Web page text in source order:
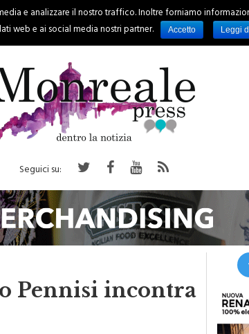
REGIONE EVENTI RUBRICHE SPORT
Seguici su:
Pennisi incontra
e analizzare il nostro traffico. Inoltre forniamo
web e ai social media nostri partner.
Accetto Leggi